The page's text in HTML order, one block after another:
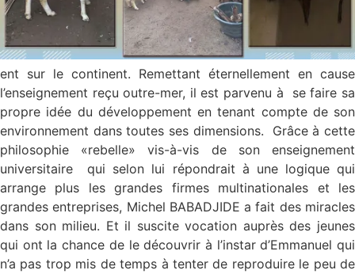
ent sur le continent. Remettant éternellement en cause
l’enseignement reçu outre-mer, il est parvenu à se faire sa
propre idée du développement en tenant compte de son
environnement dans toutes ses dimensions. Grâce à cette
philosophie «rebelle» vis-à-vis de son enseignement
universitaire qui selon lui répondrait à une logique qui
arrange plus les grandes firmes multinationales et les
grandes entreprises, Michel BABADJIDE a fait des miracles
dans son milieu. Et il suscite vocation auprès des jeunes
qui ont la chance de le découvrir à l’instar d’Emmanuel qui
n’a pas trop mis de temps à tenter de reproduire le peu de